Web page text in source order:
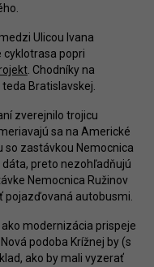
Ulicou Ivana
cyklotrasa popri
. Chodníky na
Bratislavskej.
zverejnilo trojicu
sa na Americké
so zastávkou Nemocnica
dáta, preto nezohľadňujú
Nemocnica Ružinov
pojazďovaná autobusmi.
modernizácia prispeje
podoba Krížnej by (s
ako by mali vyzerať